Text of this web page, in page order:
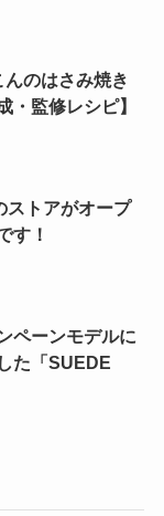
んのはさみ焼き
・監修レシピ】
ストアがオープ
す！
ペーンモデルに
た「SUEDE